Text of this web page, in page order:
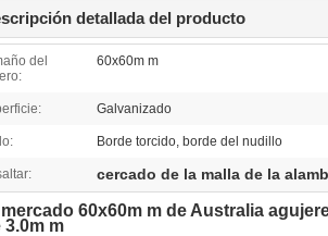
detallada del producto
del
60x60m m
Galvanizado
Borde torcido, borde del nudillo
cercado de la malla de la
mercado 60x60m m de Australia
3.0m m